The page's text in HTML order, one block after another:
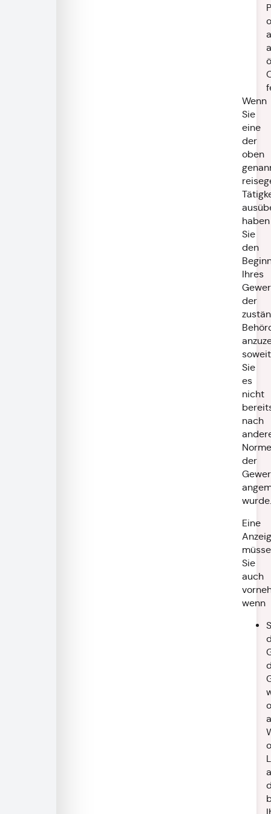
Wenn
Sie
eine
der
oben
haben
Sie
den
Ihres
der
soweit
Sie
es
nicht
nach
der
wurde.
Eine
Sie
auch
wenn